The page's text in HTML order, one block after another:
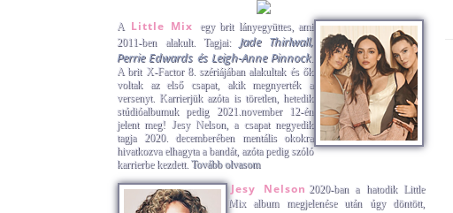
A Little Mix
egy brit lányegyüttes, ami
2011-ben alakult. Tagjai: Jade Thirlwall,
Perrie Edwards és Leigh-Anne Pinnock.
A brit X-Factor 8. szériájában alakultak és ők
voltak az első csapat, akik megnyerték a
versenyt. Karrierjük azóta is töretlen, hetedik
stúdióalbumuk pedig 2021.november 12-én
jelent meg! Jesy Nelson, a csapat negyedik
tagja 2020. decemberében mentális okokra
hivatkozva elhagyta a bandát, azóta pedig szóló
karrierbe kezdett. Tovább olvasom
Jesy Nelson 2020-ban a hatodik Little
Mix album megjelenése után úgy döntött,